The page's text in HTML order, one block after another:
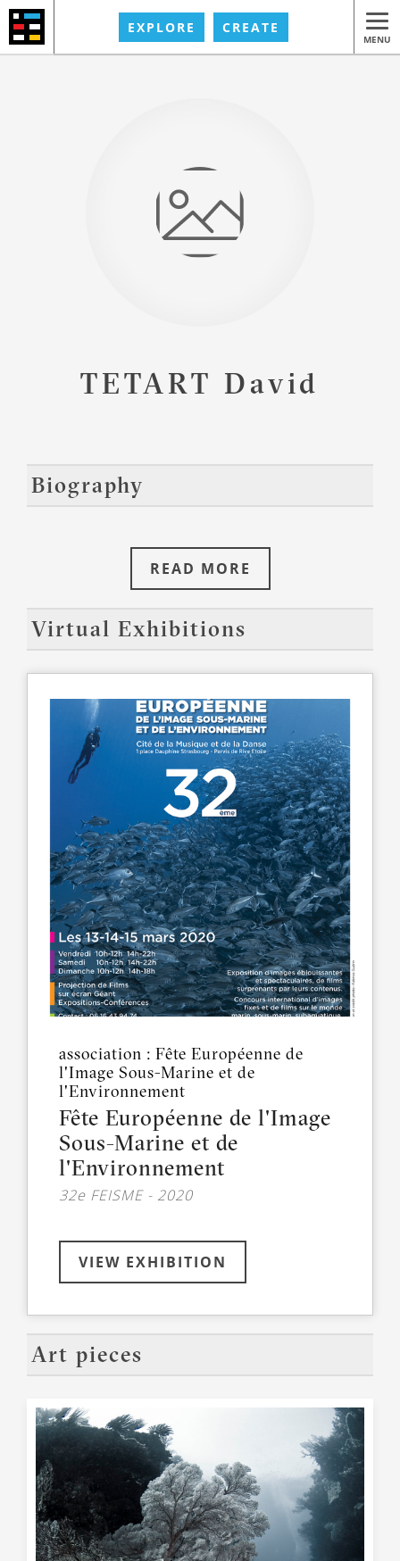
EXPLORE CREATE
MENU
TETART David
Biography
READ MORE
Virtual Exhibitions
association : Fête Européenne de
l'Image Sous-Marine et de
l'Environnement
Fête Européenne de l'Image
Sous-Marine et de
l'Environnement
32e FEISME - 2020
VIEW EXHIBITION
Art pieces